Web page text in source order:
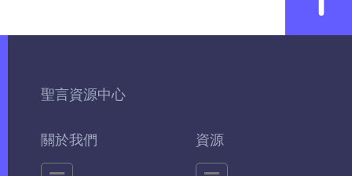
聖言資源中心
關於我們 資源